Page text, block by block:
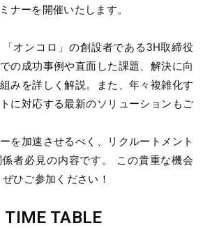
ナーを開催いたします。
オンコロ」の創設者である3H取締役
の成功事例や直面した課題、解決に向
みを詳しく解説。また、年々複雑化す
に対応する最新のソリューションもご
を加速させるべく、リクルートメント
者必見の内容です。 この貴重な機会
ひご参加ください！
TIME TABLE